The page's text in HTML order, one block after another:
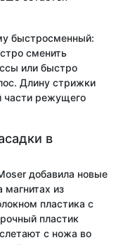
быстросменный:
сменить
или быстро
Длину стрижки
части режущего
в
добавила новые
магнитах из
пластика с
пластик
с ножа во